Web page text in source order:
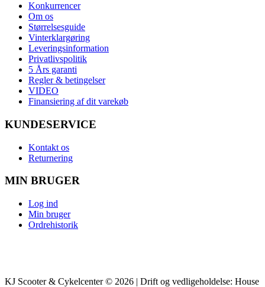
Konkurrencer
Om os
Størrelsesguide
Vinterklargøring
Leveringsinformation
Privatlivspolitik
5 Års garanti
Regler & betingelser
VIDEO
Finansiering af dit varekøb
KUNDESERVICE
Kontakt os
Returnering
MIN BRUGER
Log ind
Min bruger
Ordrehistorik
KJ Scooter & Cykelcenter © 2026 | Drift og vedligeholdelse: House